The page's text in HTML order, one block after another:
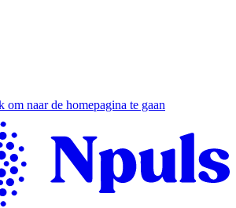
naar de homepagina te gaan